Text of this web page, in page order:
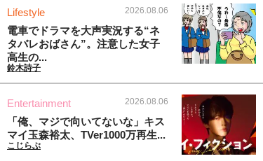
Lifestyle 2026.08.06
電車でドラマを大声実況する“ネ
タバレおばさん”。注意した女子
高生の...
鈴木詩子
Entertainment 2026.08.06
「俺、マジで向いてないな」キス
マイ玉森裕太、TVer1000万再生...
こじらぶ